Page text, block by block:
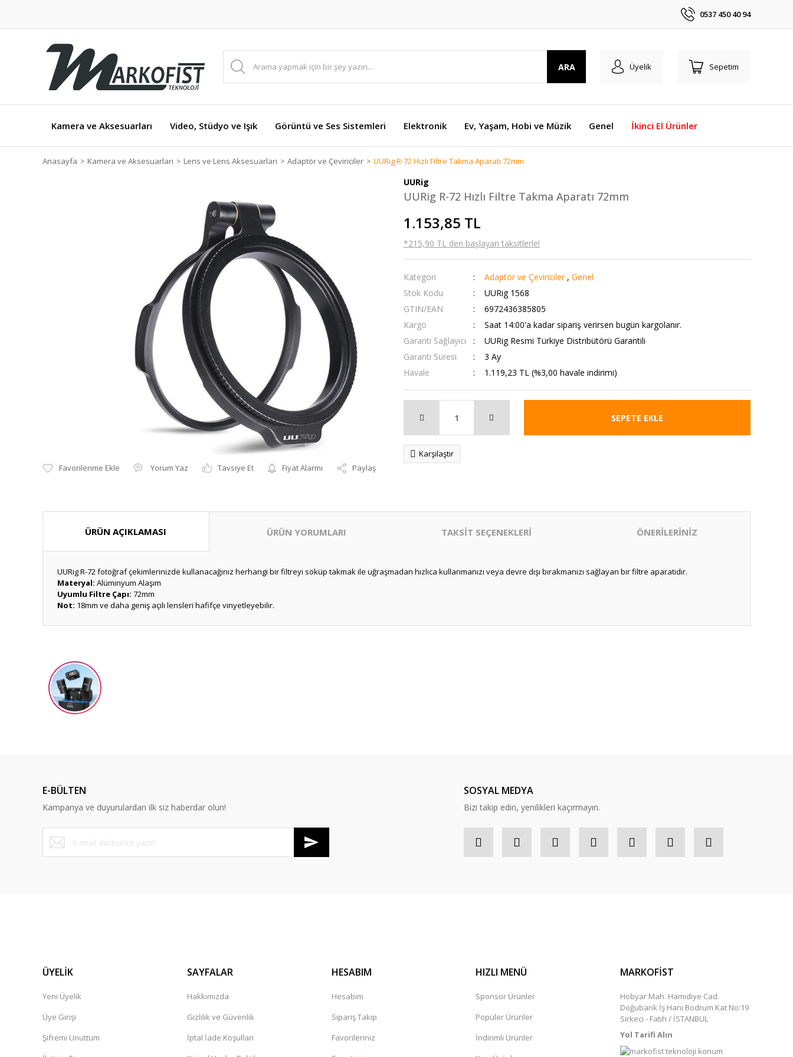
0537 450 40 94
ARA Üyelik Sepetim
Kamera ve Aksesuarları Video, Stüdyo ve Işık Görüntü ve Ses Sistemleri Elektronik Ev, Yaşam, Hobi ve Müzik Genel İkinci El Ürünler
Anasayfa Kamera ve Aksesuarları Lens ve Lens Aksesuarları Adaptör ve Çeviriciler UURig R-72 Hızlı Filtre Takma Aparatı 72mm
Yorum Yaz Tavsiye Et Fiyat Alarmı Paylaş
UURig
UURig R-72 Hızlı Filtre Takma Aparatı 72mm
1.153,85 TL
*215,90 TL den başlayan taksitlerle!
Kategori Adaptör ve Çeviriciler , Genel
Stok Kodu
UURig 1568
GTIN/EAN
6972436385805
Kargo
Saat 14:00'a kadar sipariş verirsen bugün kargolanır.
Garanti Sağlayıcı
UURig Resmi Türkiye Distribütörü Garantili
Garanti Süresi
3 Ay
Havale
1.119,23 TL (%3,00 havale indirimi)
SEPETE EKLE
Karşılaştır
ÜRÜN AÇIKLAMASI ÜRÜN YORUMLARI TAKSİT SEÇENEKLERİ ÖNERİLERİNİZ
UURig R-72 fotoğraf çekimlerinizde kullanacağınız herhangi bir filtreyi söküp takmak ile uğraşmadan hızlıca kullanmanızı veya devre dışı bırakmanızı sağlayan bir filtre aparatıdır.
Materyal: Alüminyum Alaşım
Uyumlu Filtre Çapı: 72mm
Not: 18mm ve daha geniş açılı lensleri hafifçe vinyetleyebilir.
Ürün resmi kalitesiz, bozuk veya görüntülenemiyor.
Ürün açıklamasında eksik bilgiler bulunuyor.
E-BÜLTEN
Kampanya ve duyurulardan ilk siz haberdar olun!
SOSYAL MEDYA
Bizi takip edin, yenilikleri kaçırmayın.
ÜYELİK
Yeni Üyelik
Üye Girişi
Şifremi Unuttum
SAYFALAR
Hakkımızda
Gizlilik ve Güvenlik
İptal İade Koşullari
HESABIM
Hesabım
Sipariş Takip
Favorileriniz
HIZLI MENÜ
Sponsor Ürünler
Popüler Ürünler
İndirimli Ürünler
MARKOFİST
Hobyar Mah. Hamidiye Cad.
Doğubank İş Hanı Bodrum Kat No:19
Sirkeci - Fatih / İSTANBUL
Yol Tarifi Alın